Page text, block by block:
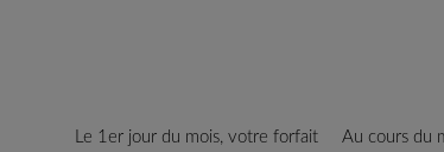
Le 1er jour du mois, votre forfait
Au cours du